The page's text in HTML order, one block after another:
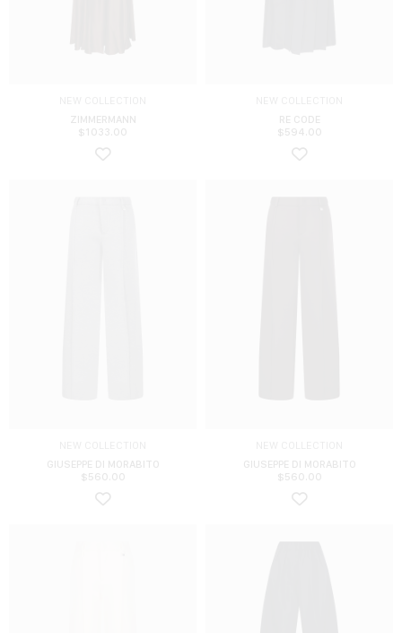
ZIMMERMANN
$ 1033.00
RE CODE
$ 594.00
GIUSEPPE DI MORABITO
$ 560.00
GIUSEPPE DI MORABITO
$ 560.00